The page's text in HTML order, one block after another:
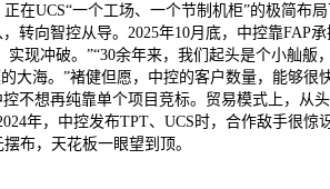
在UCS“一个工场、一个节制机柜”的极简布
向智控从导。2025年10月底，中控靠FAP
现冲破。”“30余年来，我们起头是个小舢
海。”褚健但愿，中控的客户数量，能够
想再纯靠单个项目竞标。贸易模式上，从
年，中控发布TPT、UCS时，合作敌手很惊
布，天花板一眼望到顶。